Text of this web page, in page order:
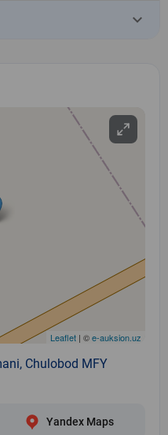
keyboard_arrow_down
Leaflet | ©e-auksion.uz
Chulobod MFY
Yandex Maps